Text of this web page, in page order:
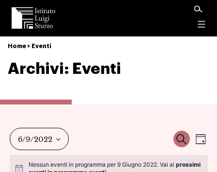
Istituto
Luigi
Sturzo
Home > Eventi
Archivi: Eventi
Cerca
6/9/2022
la
Nessun eventi in programma per 9 Giugno 2022. Vai ai prossimi